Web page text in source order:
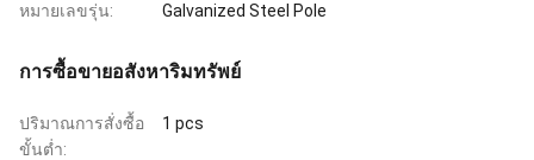
หมายเลขรุ่น: Galvanized Steel Pole
การซื้อขายอสังหาริมทรัพย์
ปริมาณการสั่งซื้อ
ขั้นต่ำ:
1 pcs